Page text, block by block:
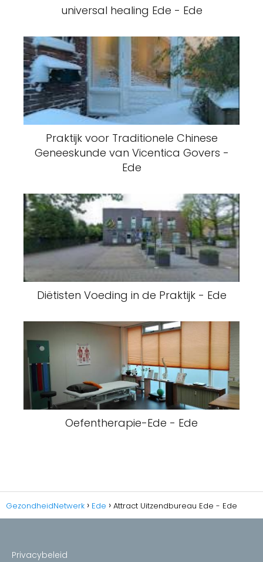
universal healing Ede - Ede
Praktijk voor Traditionele Chinese
Geneeskunde van Vicentica Govers -
Ede
Diëtisten Voeding in de Praktijk - Ede
Oefentherapie-Ede - Ede
GezondheidNetwerk Ede Attract Uitzendbureau Ede - Ede
Privacybeleid